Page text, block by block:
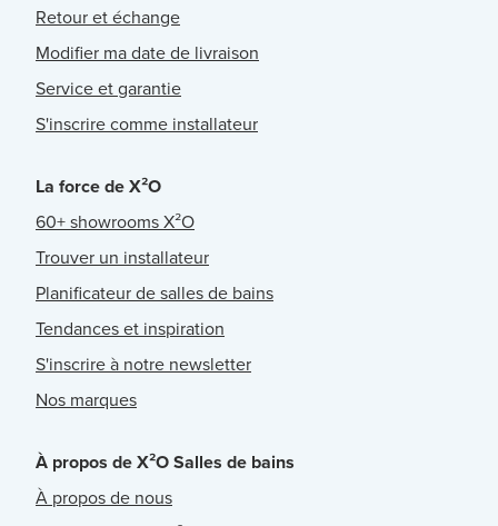
Retour et échange
Modifier ma date de livraison
Service et garantie
S'inscrire comme installateur
La force de X²O
60+ showrooms X²O
Trouver un installateur
Planificateur de salles de bains
Tendances et inspiration
S'inscrire à notre newsletter
Nos marques
À propos de X²O Salles de bains
À propos de nous